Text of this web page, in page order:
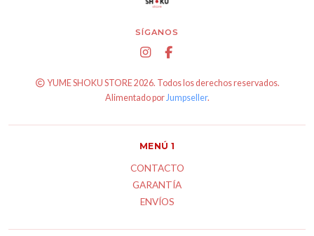
SÍGANOS
YUME SHOKU STORE 2026. Todos los derechos reservados.
Alimentado porJumpseller.
MENÚ 1
CONTACTO
GARANTÍA
ENVÍOS